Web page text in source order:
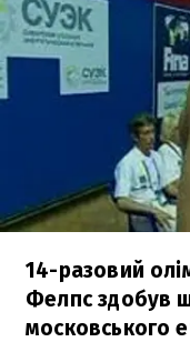
14-разовий
Фелпс здобув
московського